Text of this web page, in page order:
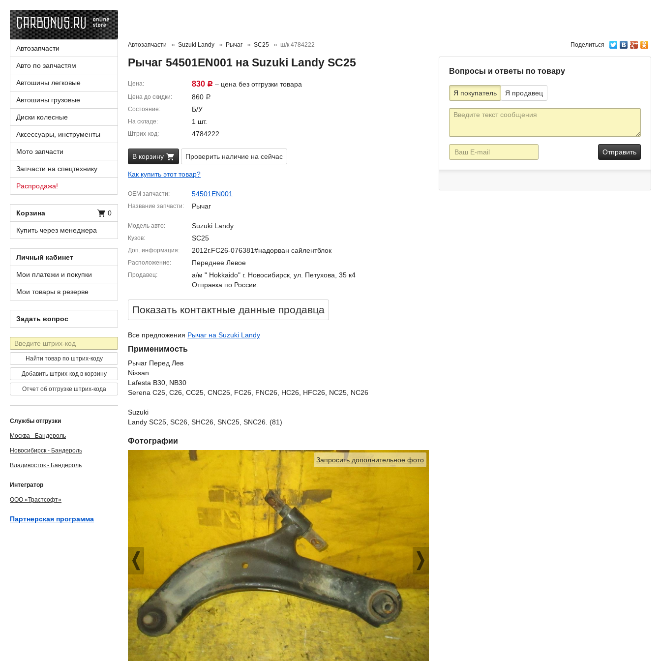
Поделиться
Автозапчасти Suzuki Landy Рычаг SC25 ш/к 4784222
Рычаг 54501EN001 на Suzuki Landy SC25
Цена 830 Р – цена без отгрузки товара
Цена до скидки 860 Р
Состояние Б/У
На складе 1 шт.
Штрих-код 4784222
В корзину Проверить наличие на сейчас
Как купить этот товар?
OEM запчасти 54501EN001
Название запчасти Рычаг
Модель авто Suzuki Landy
Кузов SC25
Доп. информация 2012г.FC26-076381#надорван сайлентблок
Расположение Переднее Левое
Продавец
а/м " Hokkaido" г. Новосибирск, ул. Петухова, 35 к4
Отправка по России.
Показать контактные данные продавцa
Все предложения Рычаг на Suzuki Landy
Применимость
Рычаг Перед Лев
Nissan
Lafesta B30, NB30
Serena C25, C26, CC25, CNC25, FC26, FNC26, HC26, HFC26, NC25, NC26
Suzuki
Landy SC25, SC26, SHC26, SNC25, SNC26. (81)
Фотографии
Запросить дополнительное фото
Вопросы и ответы по товару
Я покупатель Я продавец
Текст
E-
mail
Автозапчасти
Авто по запчастям
Автошины легковые
Автошины грузовые
Диски колесные
Аксессуары, инструменты
Мото запчасти
Запчасти на спецтехнику
Распродажа!
Корзина 0
Купить через менеджера
Личный кабинет
Мои платежи и покупки
Мои товары в резерве
Задать вопрос
Штрих-
код
Найти товар по штрих-коду
Добавить штрих-код в корзину
Отчет об отгрузке штрих-кода
Службы отгрузки
Москва - Бандероль
Новосибирск - Бандероль
Владивосток - Бандероль
Интегратор
ООО «Трастсофт»
Партнерская программа